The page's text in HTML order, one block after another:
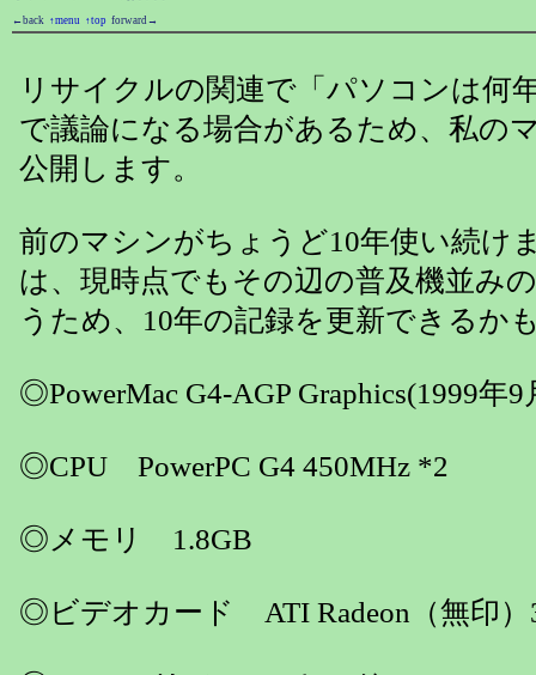
←back ↑menu ↑top forward→
リサイクルの関連で「パソコンは何
で議論になる場合があるため、私の
公開します。
前のマシンがちょうど10年使い続け
は、現時点でもその辺の普及機並み
うため、10年の記録を更新できるか
◎PowerMac G4-AGP Graphics(1999年9
◎CPU PowerPC G4 450MHz *2
◎メモリ 1.8GB
◎ビデオカード ATI Radeon（無印）